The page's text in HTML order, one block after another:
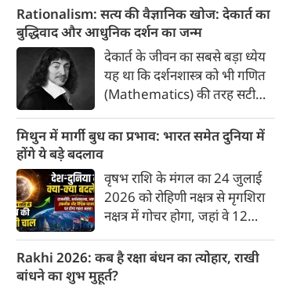
परिवर्तन के चलते 3 राशि के लोगों
को 12 अगस्त तक रहना होगा
सावधान। चलिए जानते हैं कि किन
राशि 3 राशियों को रहना होगा
सावधान।
Rationalism: सत्य की वैज्ञानिक खोज: देकार्त का
बुद्धिवाद और आधुनिक दर्शन का जन्म
देकार्त के जीवन का सबसे बड़ा ध्येय
यह था कि दर्शनशास्त्र को भी गणित
(Mathematics) की तरह सटीक,
जाए। वे एक ऐसा सार्वभौमिक सत्य
खोजना चाहते थे, जिस पर कोई भी
प्रश्नचिह्न न लगा सके। इसी विचार ने
बुद्धिवाद (Rationalism) की नींव
रखी। आइए, देकार्त के इस अद्भुत
दार्शनिक चिंतन के 4 प्रमुख स्तंभों को
गहराई से समझते हैं।
मिथुन में मार्गी बुध का प्रभाव: भारत समेत दुनिया में
होंगे ये बड़े बदलाव
वृषभ राशि के मंगल का 24 जुलाई
2026 को रोहिणी नक्षत्र से मृगशिरा
नक्षत्र में गोचर होगा, जहां वे 12
में एक बड़ा हलचल भरा मोड़ आ चुका
है- बुध ग्रह अपनी ही प्रिय राशि मिथुन
Rakhi 2026: कब है रक्षा बंधन का त्योहार, राखी
बांधने का शुभ मुहूर्त?